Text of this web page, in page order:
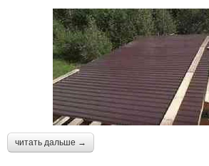
читать дальше →